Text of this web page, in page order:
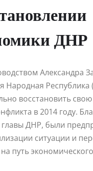
ДНР
Александра
Народная Республика
восстановить
в 2014 году.
главы ДНР, были
ситуации и
путь